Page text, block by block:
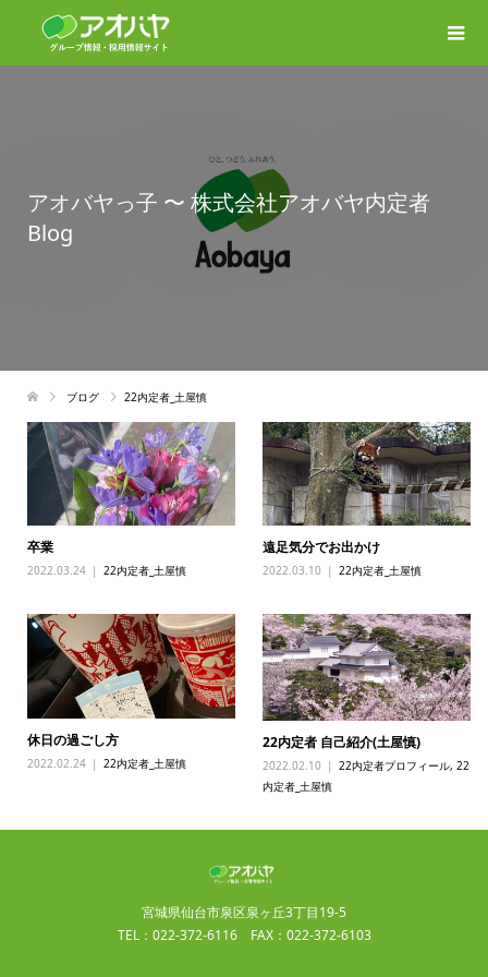
アオバヤっ子 〜 株式会社アオバヤ内定者
Blog
ブログ 22内定者_土屋慎
卒業
2022.03.24 22内定者_土屋慎
遠足気分でお出かけ
2022.03.10 22内定者_土屋慎
休日の過ごし方
2022.02.24 22内定者_土屋慎
22内定者 自己紹介(土屋慎)
2022.02.10 22内定者プロフィール,22
内定者_土屋慎
宮城県仙台市泉区泉ヶ丘3丁目19-5
TEL：022-372-6116 FAX：022-372-6103